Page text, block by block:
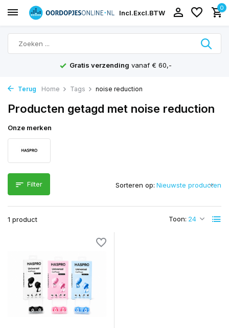
Incl.Excl.BTW
0
Gratis verzending vanaf € 60,-
Terug Home Tags noise reduction
Producten getagd met noise reduction
Onze merken
Filter
1 product Toon:
Sorteren op: